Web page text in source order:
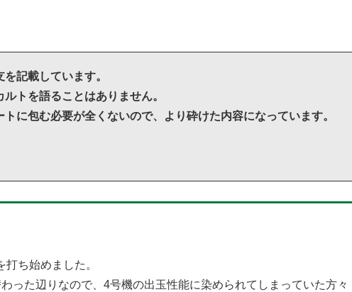
記載しています。
トを語ることはありません。
に包む必要が全くないので、より砕けた内容になっています。
ち始めました。
った辺りなので、4号機の出玉性能に染められてしまっていた方々